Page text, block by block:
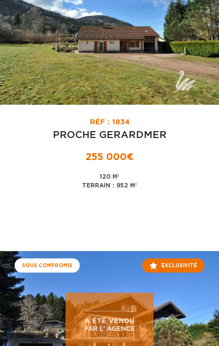
RÉF : 1834
PROCHE GERARDMER
255 000€
120 M²
TERRAIN : 952 M²
EXCLUSIVITÉ
SOUS COMPROMIS